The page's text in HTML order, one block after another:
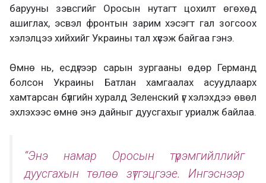
барууны зэвсгийг Оросын нутагт цохилт өгөхөд
ашиглах, эсвэл фронтын зарим хэсэгт гал зогсоох
хэлэлцээ хийхийг Украины тал хүсэж байгаа гэнэ.
Өмнө нь, есдүгээр сарын зургааны өдөр Германд
болсон Украины Батлан хамгаалах асуудлаарх
хамтарсан бүлгийн хуралд Зеленский үг хэлэхдээ өвөл
эхлэхээс өмнө энэ дайныг дуусгахыг уриалж байлаа.
“Энэ намар Оросын түрэмгийллийг
дуусгахын төлөө зүтгэцгээе. Ингэснээр